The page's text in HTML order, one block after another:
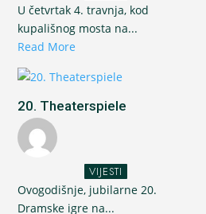
U četvrtak 4. travnja, kod
kupališnog mosta na...
Read More
20. Theaterspiele
VIJESTI
Ovogodišnje, jubilarne 20.
Dramske igre na...